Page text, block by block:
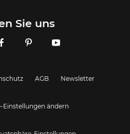
Sie uns
AGB Newsletter
Einstellungen ändern